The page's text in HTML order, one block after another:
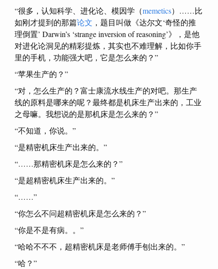
“很多，认知科学、进化论、模因学（memetics）……比
如刚才提到的那篇论文 ，题目叫做《达尔文‘奇怪的推
理倒置’ Darwin’s ‘strange inversion of reasoning’》，是他
对进化论洞见的精彩提炼，其实也不难理解，比如你手
里的手机，功能强大吧，它是怎么来的？”
“苹果生产的？”
“对，怎么生产的？富士康流水线生产的对吧。那生产
线的原料是哪来的呢？最终都是机床生产出来的，工业
之母嘛。我想说的是那机床是怎么来的？”
“不知道，你说。”
“是精密机床生产出来的。”
“……那精密机床是怎么来的？”
“是超精密机床生产出来的。”
“……”
“你怎么不问超精密机床是怎么来的？”
“你是不是有病。。”
“哈哈不不不，超精密机床是老师傅手刨出来的。”
“哈？”